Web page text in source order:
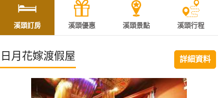
灣
訂
房
直接跟飯店訂房HOT
溪頭訂房 溪頭優惠 溪頭景點 溪頭行程
日月花嫁渡假屋 詳細資料